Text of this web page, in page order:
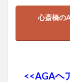
心斎橋の
<<AGAヘ